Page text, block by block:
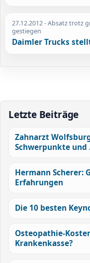
27.12.2012- Absatz trotz
gestiegen
Daimler Trucks
Letzte Beiträge
Zahnarzt
Schwerpunkte und
Hermann Scherer:
Erfahrungen
Die 10 besten
Osteopathie-
Krankenkasse?